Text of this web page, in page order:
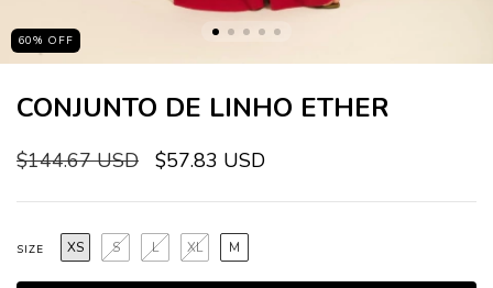
60% OFF
CONJUNTO DE LINHO ETHER
$144.67 USD $57.83 USD
SIZE XS S M
L XL